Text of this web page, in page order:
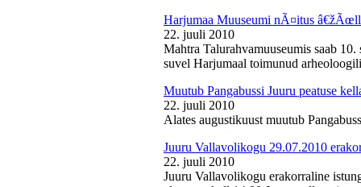
Harjumaa Muuseumi nÃ¤itus
22. juuli 2010
Mahtra Talurahvamuuseumis saab
suvel Harjumaal toimunud
Muutub Pangabussi Juuru peatuse
22. juuli 2010
Alates augustikuust muutub
Juuru Vallavolikogu 29.07.2010
22. juuli 2010
Juuru Vallavolikogu erakorraline